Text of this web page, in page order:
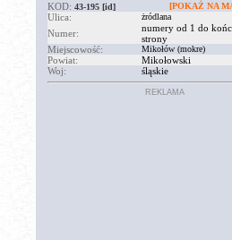
KOD: 43-195 [id] [POKAŻ NA
Ulica: żródlana
Numer:
numery od 1 do
strony
Miejscowość:
Mikołów (mokre)
Powiat:
Mikołowski
Woj:
śląskie
REKLAMA